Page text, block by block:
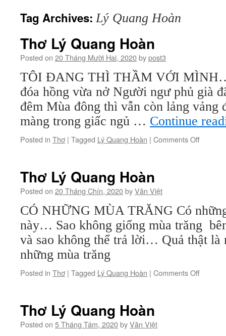
Tag Archives:Lý Quang Hoàn
Thơ Lý Quang Hoàn
Posted on 20 Tháng Mười Hai, 2020bypost3
TÔI ĐANG THÌ THẦM VỚI
đóa hồng vừa nở Người ngư phủ già
đêm Mùa đông thì vẫn còn lảng
màng trong giấc ngủ … Continue
Posted in Thơ | Tagged Lý Quang Hoàn | Comments Offon
Thơ Lý Quang Hoàn
Posted on 20 Tháng Chín, 2020byVăn Việt
CÓ NHỮNG MÙA TRĂNG Có
này… Sao không giống mùa trăng
và sao không thể trả lời… Quả thật
những mùa trăng
Posted in Thơ | Tagged Lý Quang Hoàn | Comments Offon
Thơ Lý Quang Hoàn
Posted on 5 Tháng Tám, 2020byVăn Việt